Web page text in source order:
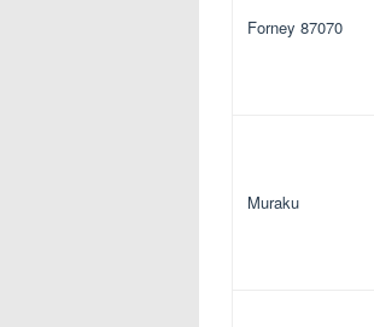
Forney 87070
Muraku